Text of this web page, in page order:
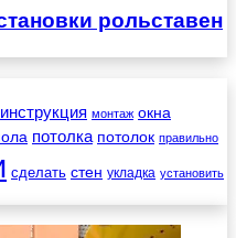
рольставен
инструкция монтаж окна
потолка потолок правильно
сделать стен укладка установить